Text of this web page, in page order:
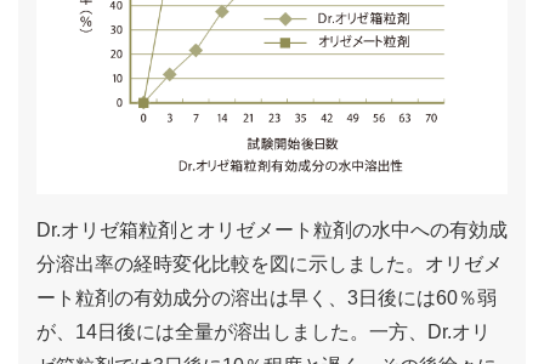
Dr.オリゼ箱粒剤とオリゼメート粒剤の水中への有効成
分溶出率の経時変化比較を図に示しました。オリゼメ
ート粒剤の有効成分の溶出は早く、3日後には60％弱
が、14日後には全量が溶出しました。一方、Dr.オリ